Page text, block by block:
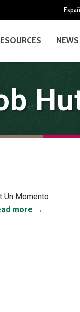
Un Momento
more →